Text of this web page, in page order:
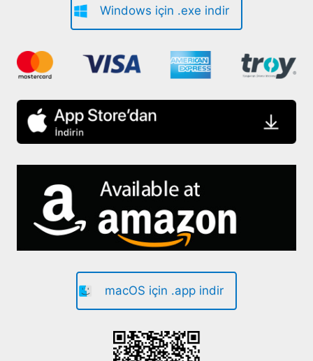
Windows için .exe indir
macOS için .app indir